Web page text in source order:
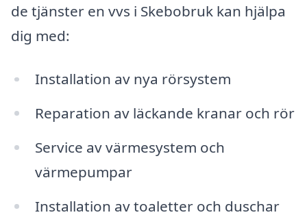
de tjänster en vvs i Skebobruk kan hjälpa
dig med:
Installation av nya rörsystem
Reparation av läckande kranar och rör
Service av värmesystem och
värmepumpar
Installation av toaletter och duschar